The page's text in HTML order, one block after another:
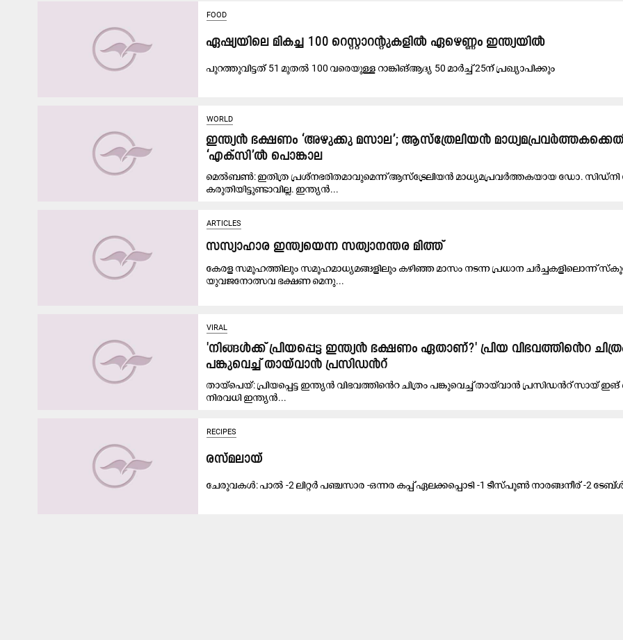
FOOD
ഏഷ്യയിലെ മികച്ച 100 റെസ്റ്റാറന്‍റുകളിൽ ഏഴെണ്ണം ഇന്ത്യയിൽ
പുറത്തുവിട്ടത് 51 മുതൽ 100 ​​വരെയുള്ള റാങ്കിങ്ആദ്യ 50 മാർച്ച് 25ന് പ്രഖ്യാപിക്കും
WORLD
ഇന്ത്യൻ ഭക്ഷണം ‘അഴുക്കു മസാല’; ആസ്ത്രേലിയൻ
‘എക്സി’ൽ പൊങ്കാല
മെൽബൺ: ഇതിത്ര പ്രശ്നഭരിതമാവുമെന്ന് ആസ്‌ട്രേലിയൻ മാധ്യമപ്രവർത്തകയായ ഡോ.
കരുതിയിട്ടുണ്ടാവില്ല. ഇന്ത്യൻ...
ARTICLES
സസ്യാഹാര ഇന്ത്യയെന്ന സത്യാനന്തര മിത്ത്
കേരള സമൂഹത്തിലും സമൂഹമാധ്യമങ്ങളിലും കഴിഞ്ഞ മാസം നടന്ന പ്രധാന ചര്‍ച്ചകളിലൊന്ന്
യുവജനോത്സവ ഭക്ഷണ മെനു...
VIRAL
'നിങ്ങൾക്ക്​ പ്രിയപ്പെട്ട ഇന്ത്യൻ ഭക്ഷണം ഏതാണ്​​?' ​പ്രിയ വിഭവത്തി​െൻറ
പങ്കുവെച്ച്​ തായ്​വാൻ പ്രസിഡൻറ്​
തായ്​പെയ്​: പ്രിയപ്പെട്ട ഇന്ത്യൻ വിഭവത്തി​െൻറ ചിത്രം പങ്കുവെച്ച്​ തായ്​വാൻ പ്രസിഡൻറ്​ സായ്​
നിരവധി ഇന്ത്യൻ...
RECIPES
രസ്മലായ്
ചേരുവകൾ: പാ​ൽ -2 ലി​റ്റ​ർ പ​ഞ്ച​സാ​ര -​ഒ​ന്ന​ര ക​പ്പ്‌ ഏ​ല​ക്ക​പ്പൊ​ടി -1 ടീ​സ്പൂ​ൺ നാ​ര​ങ്ങ​നീ​ര് -2